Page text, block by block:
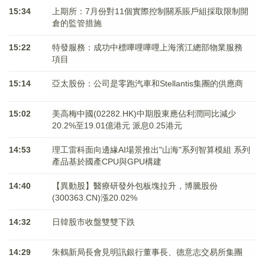
15:34
上期所：7月份對11個實際控制關系賬戶組採取限制開
倉的監管措施
15:22
特發服務：成功中標嗶哩嗶哩上海濱江總部物業服務
項目
15:14 亞太股份：公司是零跑汽車和Stellantis集團的供應商
15:02
美高梅中國(02282.HK)中期股東應佔利潤同比減少
20.2%至19.01億港元 派息0.25港元
14:53
理工雷科面向邊緣AI場景推出"山海"系列智算模組 系列
產品基於國產CPU與GPU構建
14:40
【異動股】醫療研發外包板塊拉升，博騰股份
(300363.CN)漲20.02%
14:32 日韓股市收盤雙雙下跌
14:29
朱鶴新局長會見明訊銀行董事長、德意志交易所集團